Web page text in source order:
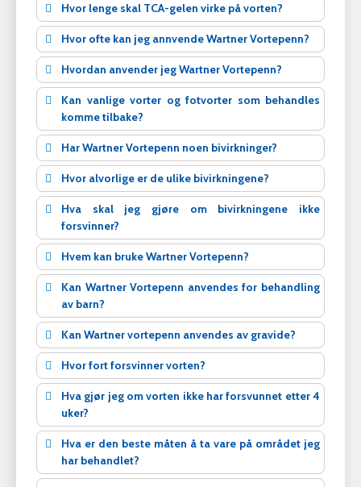
Hvor lenge skal TCA-gelen virke på vorten?
Hvor ofte kan jeg annvende Wartner Vortepenn?
Hvordan anvender jeg Wartner Vortepenn?
Kan vanlige vorter og fotvorter som behandles
komme tilbake?
Har Wartner Vortepenn noen bivirkninger?
Hvor alvorlige er de ulike bivirkningene?
Hva skal jeg gjøre om bivirkningene ikke
forsvinner?
Hvem kan bruke Wartner Vortepenn?
Kan Wartner Vortepenn anvendes for behandling
av barn?
Kan Wartner vortepenn anvendes av gravide?
Hvor fort forsvinner vorten?
Hva gjør jeg om vorten ikke har forsvunnet etter 4
uker?
Hva er den beste måten å ta vare på området jeg
har behandlet?